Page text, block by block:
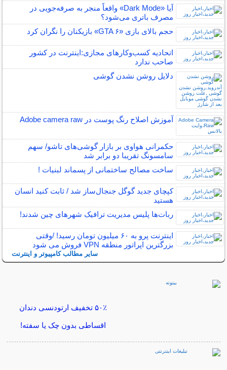
آیا «Dark Mode» واقعاً منجر به صرفه‌جویی در
مصرف باتری می‌شود؟
حجم بالای بازی «GTA ۶» بازیکنان را نگران کرد
اتحادیه کسب‌وکارهای مجازی:اینترنت در کشور
صاحب ندارد
دلایل روشن نشدن گوشی
آموزش اصلاح رنگ پوست در Adobe camera raw
حکمرانی هواوی بر بازار گوشی‌های تاشو/ سهم
سامسونگ تقریبا دو برابر شد
ساخت مصالح ساختمانی از پسماند لبنیات !
کپچای جدید گوگل جنجال‌ساز شد / ثابت کنید انسان
هستید
ربات‌ها پلیس مدیریت ترافیک شهرهای چین شدند!
اینترنت‌ پرو به ۶۰ میلیون تومان رسید! /وقتی
بزرگترین اپراتور منطقه VPN فروش می شود
سایر مطالب کامپیوتر و اینترنت
۵۰٪ تخفیف ارتودنسی دندان
اقساطی بدون چک یا سفته!